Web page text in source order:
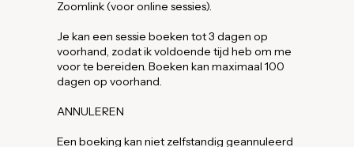
Zoomlink (voor online sessies).
Je kan een sessie boeken tot 3 dagen op
voorhand, zodat ik voldoende tijd heb om me
voor te bereiden. Boeken kan maximaal 100
dagen op voorhand.
ANNULEREN
Een boeking kan niet zelfstandig geannuleerd